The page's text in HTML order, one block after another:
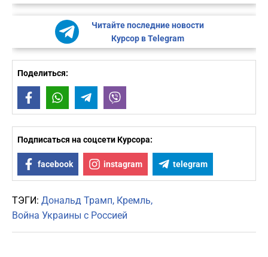
Читайте последние новости
Курсор в Telegram
Поделиться:
FacebookWhatsAppTelegram
Подписаться на соцсети Курсора:
facebook instagram telegram
ТЭГИ: Дональд Трамп Кремль
Война Украины с Россией